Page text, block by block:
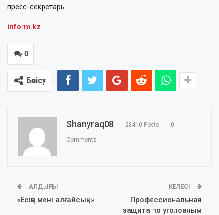
пресс-секретарь.
inform.kz
0
Бөлісу
Shanyraq08 28410 Posts 0
Comments
АЛДЫҢҒЫ
«Есіңе мені алғайсың…»
КЕЛЕСІ
Профессиональная
защита по уголовным